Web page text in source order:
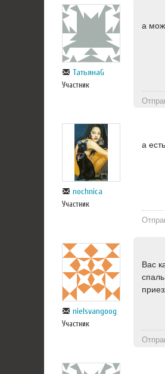
ТатьянаG
Участник
а
nochnica
Участник
а
nielsvangoog
Участник
Вас